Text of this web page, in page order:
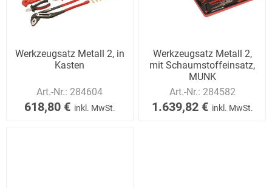
Werkzeugsatz Metall 2, in
Kasten
Art.-Nr.: 284604
618,80 € inkl. MwSt.
Werkzeugsatz Metall 2,
mit Schaumstoffeinsatz,
MUNK
Art.-Nr.: 284582
1.639,82 € inkl. MwSt.